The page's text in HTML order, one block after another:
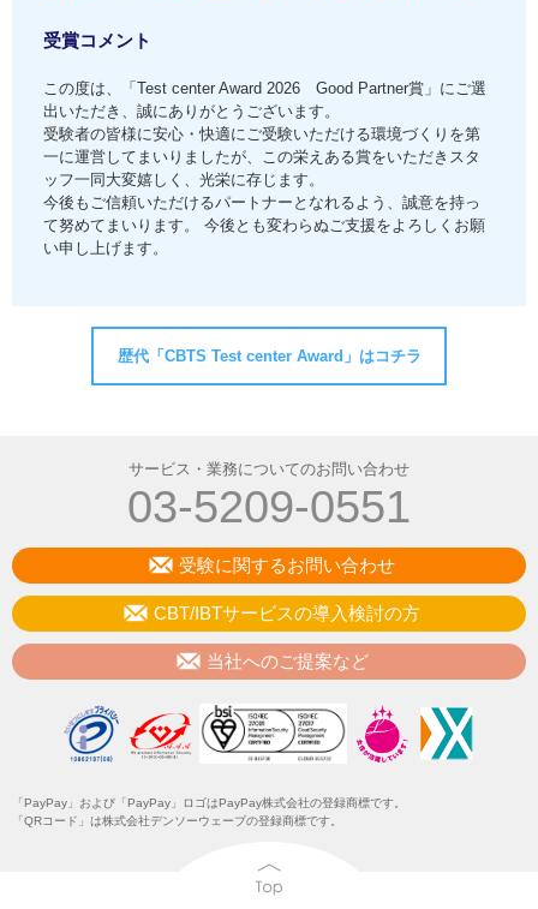
受賞コメント
この度は、「Test center Award 2026 Good Partner賞」にご選
出いただき、誠にありがとうございます。
受験者の皆様に安心・快適にご受験いただける環境づくりを第
一に運営してまいりましたが、この栄えある賞をいただきスタ
ッフ一同大変嬉しく、光栄に存じます。
今後もご信頼いただけるパートナーとなれるよう、誠意を持っ
て努めてまいります。 今後とも変わらぬご支援をよろしくお願
い申し上げます。
歴代「CBTS Test center Award」はコチラ
サービス・業務についてのお問い合わせ
03-5209-0551
受験に関するお問い合わせ
CBT/IBTサービスの導入検討の方
当社へのご提案など
「PayPay」および「PayPay」ロゴはPayPay株式会社の登録商標です。
「QRコード」は株式会社デンソーウェーブの登録商標です。